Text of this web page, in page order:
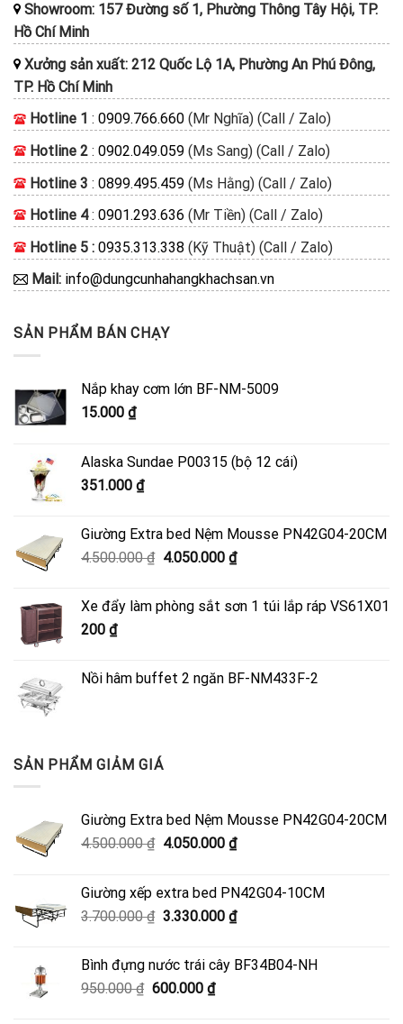
Showroom: 157 Đường số 1, Phường Thông Tây Hội, TP.
Hồ Chí Minh
Xưởng sản xuất: 212 Quốc Lộ 1A, Phường An Phú Đông,
TP. Hồ Chí Minh
Hotline 1 : 0909.766.660 (Mr Nghĩa) (Call / Zalo)
Hotline 2 : 0902.049.059 (Ms Sang) (Call / Zalo)
Hotline 3 : 0899.495.459 (Ms Hằng) (Call / Zalo)
Hotline 4: 0901.293.636 (Mr Tiền) (Call / Zalo)
Hotline 5 : 0935.313.338 (Kỹ Thuật) (Call / Zalo)
Mail: info@dungcunhahangkhachsan.vn
SẢN PHẨM BÁN CHẠY
Nắp khay cơm lớn BF-NM-5009
15.000 ₫
Alaska Sundae P00315 (bộ 12 cái)
351.000 ₫
Giường Extra bed Nệm Mousse PN42G04-20CM
4.500.000₫ Giá
4.500.000 ₫.
4.050.000 ₫Giá
là:
Xe đẩy làm phòng sắt sơn 1 túi lắp ráp VS61X01
200 ₫
Nồi hâm buffet 2 ngăn BF-NM433F-2
SẢN PHẨM GIẢM GIÁ
Giường Extra bed Nệm Mousse PN42G04-20CM
4.500.000₫ Giá
4.500.000 ₫.
4.050.000 ₫Giá
là:
4.050.000 ₫.
Giường xếp extra bed PN42G04-10CM
3.700.000₫ Giá
3.700.000 ₫.
3.330.000 ₫Giá
là:
Bình đựng nước trái cây BF34B04-NH
950.000₫ Giá
600.000 ₫Giá